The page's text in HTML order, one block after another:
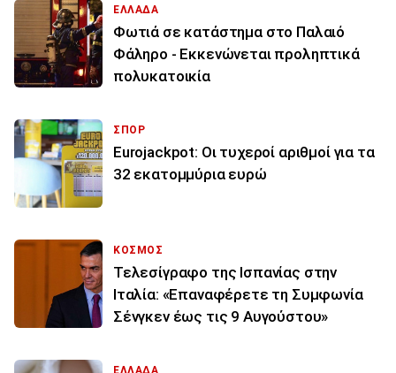
ΕΛΛΑΔΑ
Φωτιά σε κατάστημα στο Παλαιό
Φάληρο - Εκκενώνεται προληπτικά
πολυκατοικία
ΣΠΟΡ
Eurojackpot: Οι τυχεροί αριθμοί για τα
32 εκατoμμύρια ευρώ
ΚΟΣΜΟΣ
Τελεσίγραφο της Ισπανίας στην
Ιταλία: «Επαναφέρετε τη Συμφωνία
Σένγκεν έως τις 9 Αυγούστου»